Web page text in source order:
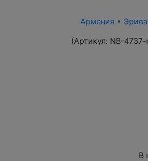
Армения •
(Артикул: NB-4737-
В